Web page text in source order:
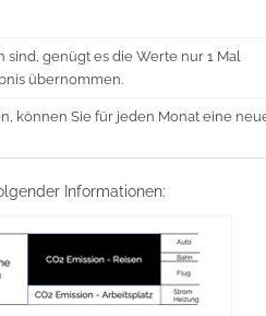
genügt es die Werte nur 1 Mal
übernommen.
können Sie für jeden Monat eine
Informationen: